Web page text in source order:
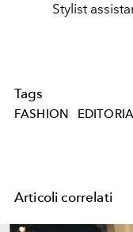
Stylist
Tags
FASHION
Articoli correlati